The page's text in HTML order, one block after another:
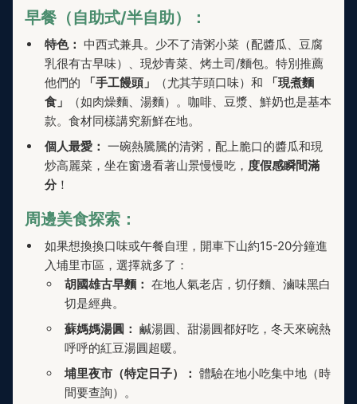
早餐（自助式/半自助）：
特色： 中西式兼具。少不了清粥小菜（配醬瓜、豆腐
乳很有古早味）、現炒青菜、烤土司/麵包。特別推薦
他們的
「手工饅頭」 （尤其芋頭口味）和
「現煮麵
食」
（如肉燥麵、湯麵）。咖啡、豆漿、鮮奶也是基本
款。食材同樣講究新鮮在地。
個人最愛： 一碗熱騰騰的清粥，配上脆口的醬瓜和現
炒高麗菜，坐在窗邊看著山景慢慢吃， 度假感瞬間滿
分！
周邊美食探索：
如果想換換口味或午餐自理，開車下山約15-20分鐘進
入埔里市區，選擇就多了：
胡國雄古早麵： 在地人氣老店，切仔麵、滷味黑白
切是經典。
蘇媽媽湯圓： 鹹湯圓、甜湯圓都好吃，冬天來碗熱
呼呼的紅豆湯圓超暖。
埔里夜市（特定日子）： 體驗在地小吃集中地（時
間要查詢）。